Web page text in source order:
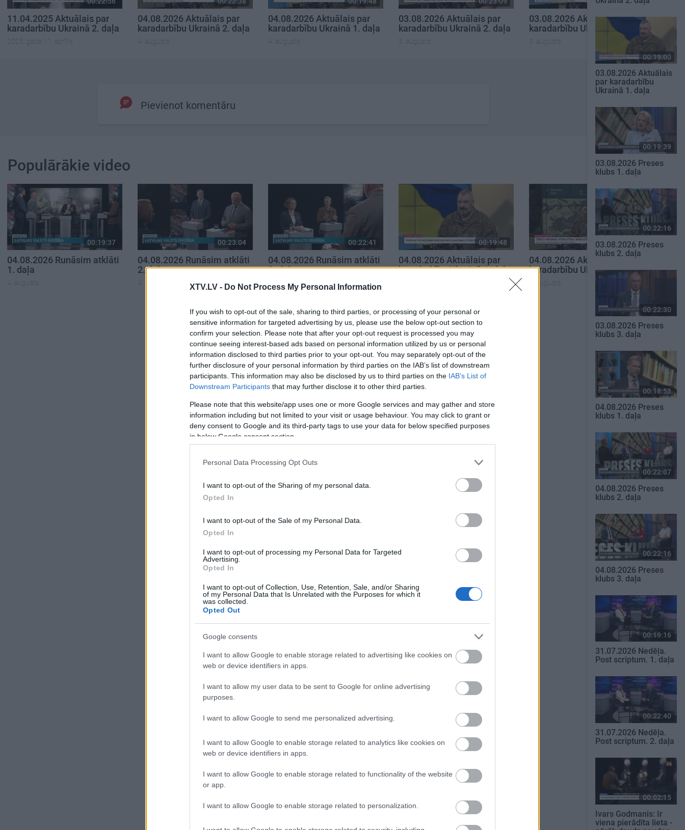
XTV.LV - Do Not Process My Personal Information
If you wish to opt-out of the sale, sharing to third parties, or processing of your personal or
sensitive information for targeted advertising by us, please use the below opt-out section to
confirm your selection. Please note that after your opt-out request is processed you may
continue seeing interest-based ads based on personal information utilized by us or personal
information disclosed to third parties prior to your opt-out. You may separately opt-out of the
further disclosure of your personal information by third parties on the IAB’s list of downstream
participants. This information may also be disclosed by us to third parties on the IAB’s List of
Downstream Participants that may further disclose it to other third parties.
Please note that this website/app uses one or more Google services and may gather and store
information including but not limited to your visit or usage behaviour. You may click to grant or
deny consent to Google and its third-party tags to use your data for below specified purposes
in below Google consent section.
Personal Data Processing Opt Outs
I want to opt-out of the Sharing of my personal data.
Opted In
I want to opt-out of the Sale of my Personal Data.
Opted In
I want to opt-out of processing my Personal Data for Targeted
Advertising.
Opted In
I want to opt-out of Collection, Use, Retention, Sale, and/or Sharing
of my Personal Data that Is Unrelated with the Purposes for which it
was collected.
Opted Out
Google consents
I want to allow Google to enable storage related to advertising like cookies on
web or device identifiers in apps.
I want to allow my user data to be sent to Google for online advertising
purposes.
I want to allow Google to send me personalized advertising.
I want to allow Google to enable storage related to analytics like cookies on
web or device identifiers in apps.
I want to allow Google to enable storage related to functionality of the website
or app.
I want to allow Google to enable storage related to personalization.
11.04.2025 Aktuālais par
karadarbību Ukrainā 2. daļa
2025. gada 11. aprīlis
04.08.2026 Aktuālais par
karadarbību Ukrainā 2. daļa
4. augusts
04.08.2026 Aktuālais par
karadarbību Ukrainā 1. daļa
4. augusts
03.08.2026 Aktuālais par
karadarbību Ukrainā 2. daļa
3. augusts
03.08.2026 Aktuālais par
karadarbību Ukrainā 1. daļa
3. augusts
Pievienot komentāru
Populārākie video
00:19:37
04.08.2026 Runāsim atklāti
1. daļa
4. augusts
00:23:04
04.08.2026 Runāsim atklāti
2. daļa
4. augusts
00:22:41
04.08.2026 Runāsim atklāti
3. daļa
4. augusts
00:19:48
04.08.2026 Aktuālais par
karadarbību Ukrainā 1. daļa
00:22:38
04.08.2026 Aktuālais par
karadarbību Ukrainā 2. daļa
4. augusts
SKATĪT VISUS
00:19:00
03.08.2026 Aktuālais
par karadarbību
Ukrainā 1. daļa
00:19:39
03.08.2026 Preses
klubs 1. daļa
00:22:16
03.08.2026 Preses
klubs 2. daļa
00:22:30
03.08.2026 Preses
klubs 3. daļa
00:18:53
04.08.2026 Preses
klubs 1. daļa
00:22:07
04.08.2026 Preses
klubs 2. daļa
00:22:16
04.08.2026 Preses
klubs 3. daļa
00:19:16
31.07.2026 Nedēļa.
Post scriptum. 1. daļa
00:22:40
31.07.2026 Nedēļa.
Post scriptum. 2. daļa
00:02:15
Ivars Godmanis: Ir
viena pierādīta lieta -